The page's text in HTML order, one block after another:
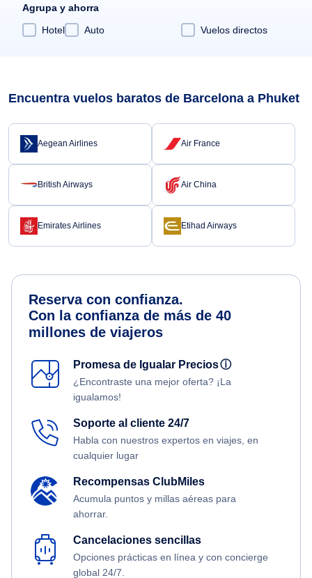
Agrupa y ahorra
Hotel
Auto Vuelos directos
Encuentra vuelos baratos de Barcelona a Phuket
Aegean Airlines Air France
British Airways Air China
Emirates Airlines Etihad Airways
Reserva con confianza.
Con la confianza de más de 40
millones de viajeros
Promesa de Igualar Preciosⓘ
¿Encontraste una mejor oferta? ¡La
igualamos!
Soporte al cliente 24/7
Habla con nuestros expertos en viajes, en
cualquier lugar
Recompensas ClubMiles
Acumula puntos y millas aéreas para
ahorrar.
Cancelaciones sencillas
Opciones prácticas en línea y con concierge
global 24/7.